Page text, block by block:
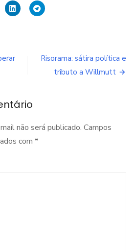
Risorama: sátira política e
tributo a Willmutt
não será publicado. Campos
com *